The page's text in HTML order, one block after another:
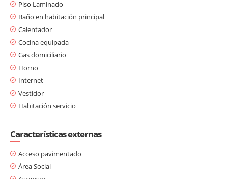
Piso Laminado
Baño en habitación principal
Calentador
Cocina equipada
Gas domiciliario
Horno
Internet
Vestidor
Habitación servicio
Características externas
Acceso pavimentado
Área Social